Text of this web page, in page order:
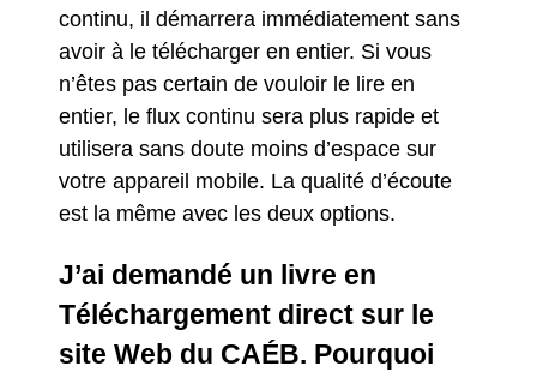
continu, il démarrera immédiatement sans
avoir à le télécharger en entier. Si vous
n’êtes pas certain de vouloir le lire en
entier, le flux continu sera plus rapide et
utilisera sans doute moins d’espace sur
votre appareil mobile. La qualité d’écoute
est la même avec les deux options.
J’ai demandé un livre en
Téléchargement direct sur le
site Web du CAÉB. Pourquoi